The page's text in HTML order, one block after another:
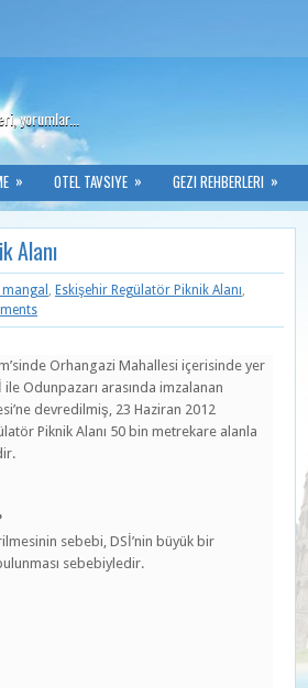
yorumlar...
» OTEL TAVSIYE » GEZI REHBERLERI »
Alanı
, Eskişehir Regülatör Piknik Alanı,
Orhangazi Mahallesi içerisinde yer
ile Odunpazarı arasında imzalanan
devredilmiş, 23 Haziran 2012
Piknik Alanı 50 bin metrekare alanla
sebebi, DSİ’nin büyük bir
sebebiyledir.